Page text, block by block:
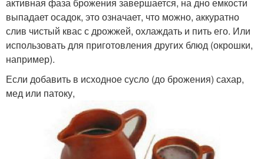
выпадает осадок, это означает, что можно, аккуратно
слив чистый квас с дрожжей, охлаждать и пить его. Или
использовать для приготовления других блюд (окрошки,
например).
Если добавить в исходное сусло (до брожения) сахар,
мед или патоку,